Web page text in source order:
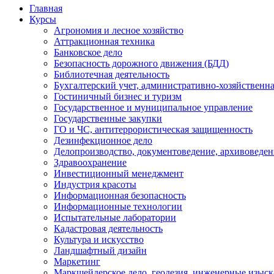
Главная
Курсы
Агрономия и лесное хозяйство
Аттракционная техника
Банковское дело
Безопасность дорожного движения (БДД)
Библиотечная деятельность
Бухгалтерский учет, административно-
Гостиничный бизнес и туризм
Государственное и муниципальное управление
Государственные закупки
ГО и ЧС, антитеррористическая защищенность
Дезинфекционное дело
Делопроизводство, документоведение,
Здравоохранение
Инвестиционный менеджмент
Индустрия красоты
Информационная безопасность
Информационные технологии
Испытательные лаборатории
Кадастровая деятельность
Культура и искусство
Ландшафтный дизайн
Маркетинг